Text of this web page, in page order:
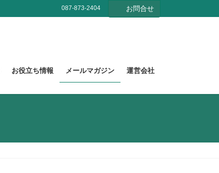
087-873-2404 お問合せ
お役立ち情報 メールマガジン 運営会社